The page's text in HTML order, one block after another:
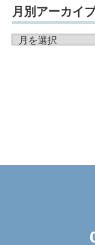
月別アーカイ
月
別